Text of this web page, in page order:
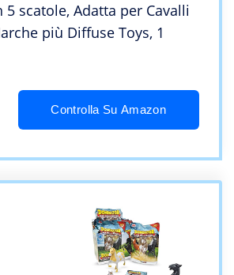
5 scatole, Adatta per Cavalli
più Diffuse Toys, 1
Controlla Su Amazon